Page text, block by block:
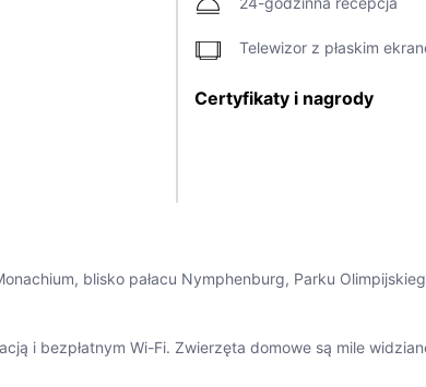
Telewizor z płaskim
Certyfikaty i nagrody
blisko pałacu Nymphenburg, Parku
i bezpłatnym Wi-Fi. Zwierzęta domowe są mile